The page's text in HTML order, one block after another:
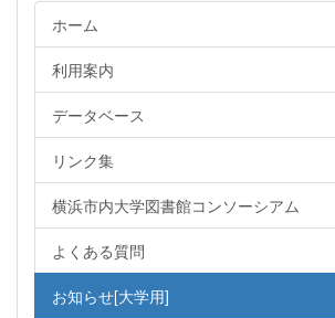
ホーム
利用案内
データベース
リンク集
横浜市内大学図書館コンソーシアム
よくある質問
お知らせ[大学用]